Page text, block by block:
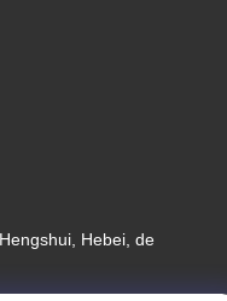
Hebei, de